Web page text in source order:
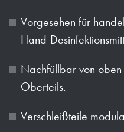
Vorgesehen für
Hand-
Nachfüllbar von
Oberteils.
Verschleißteile